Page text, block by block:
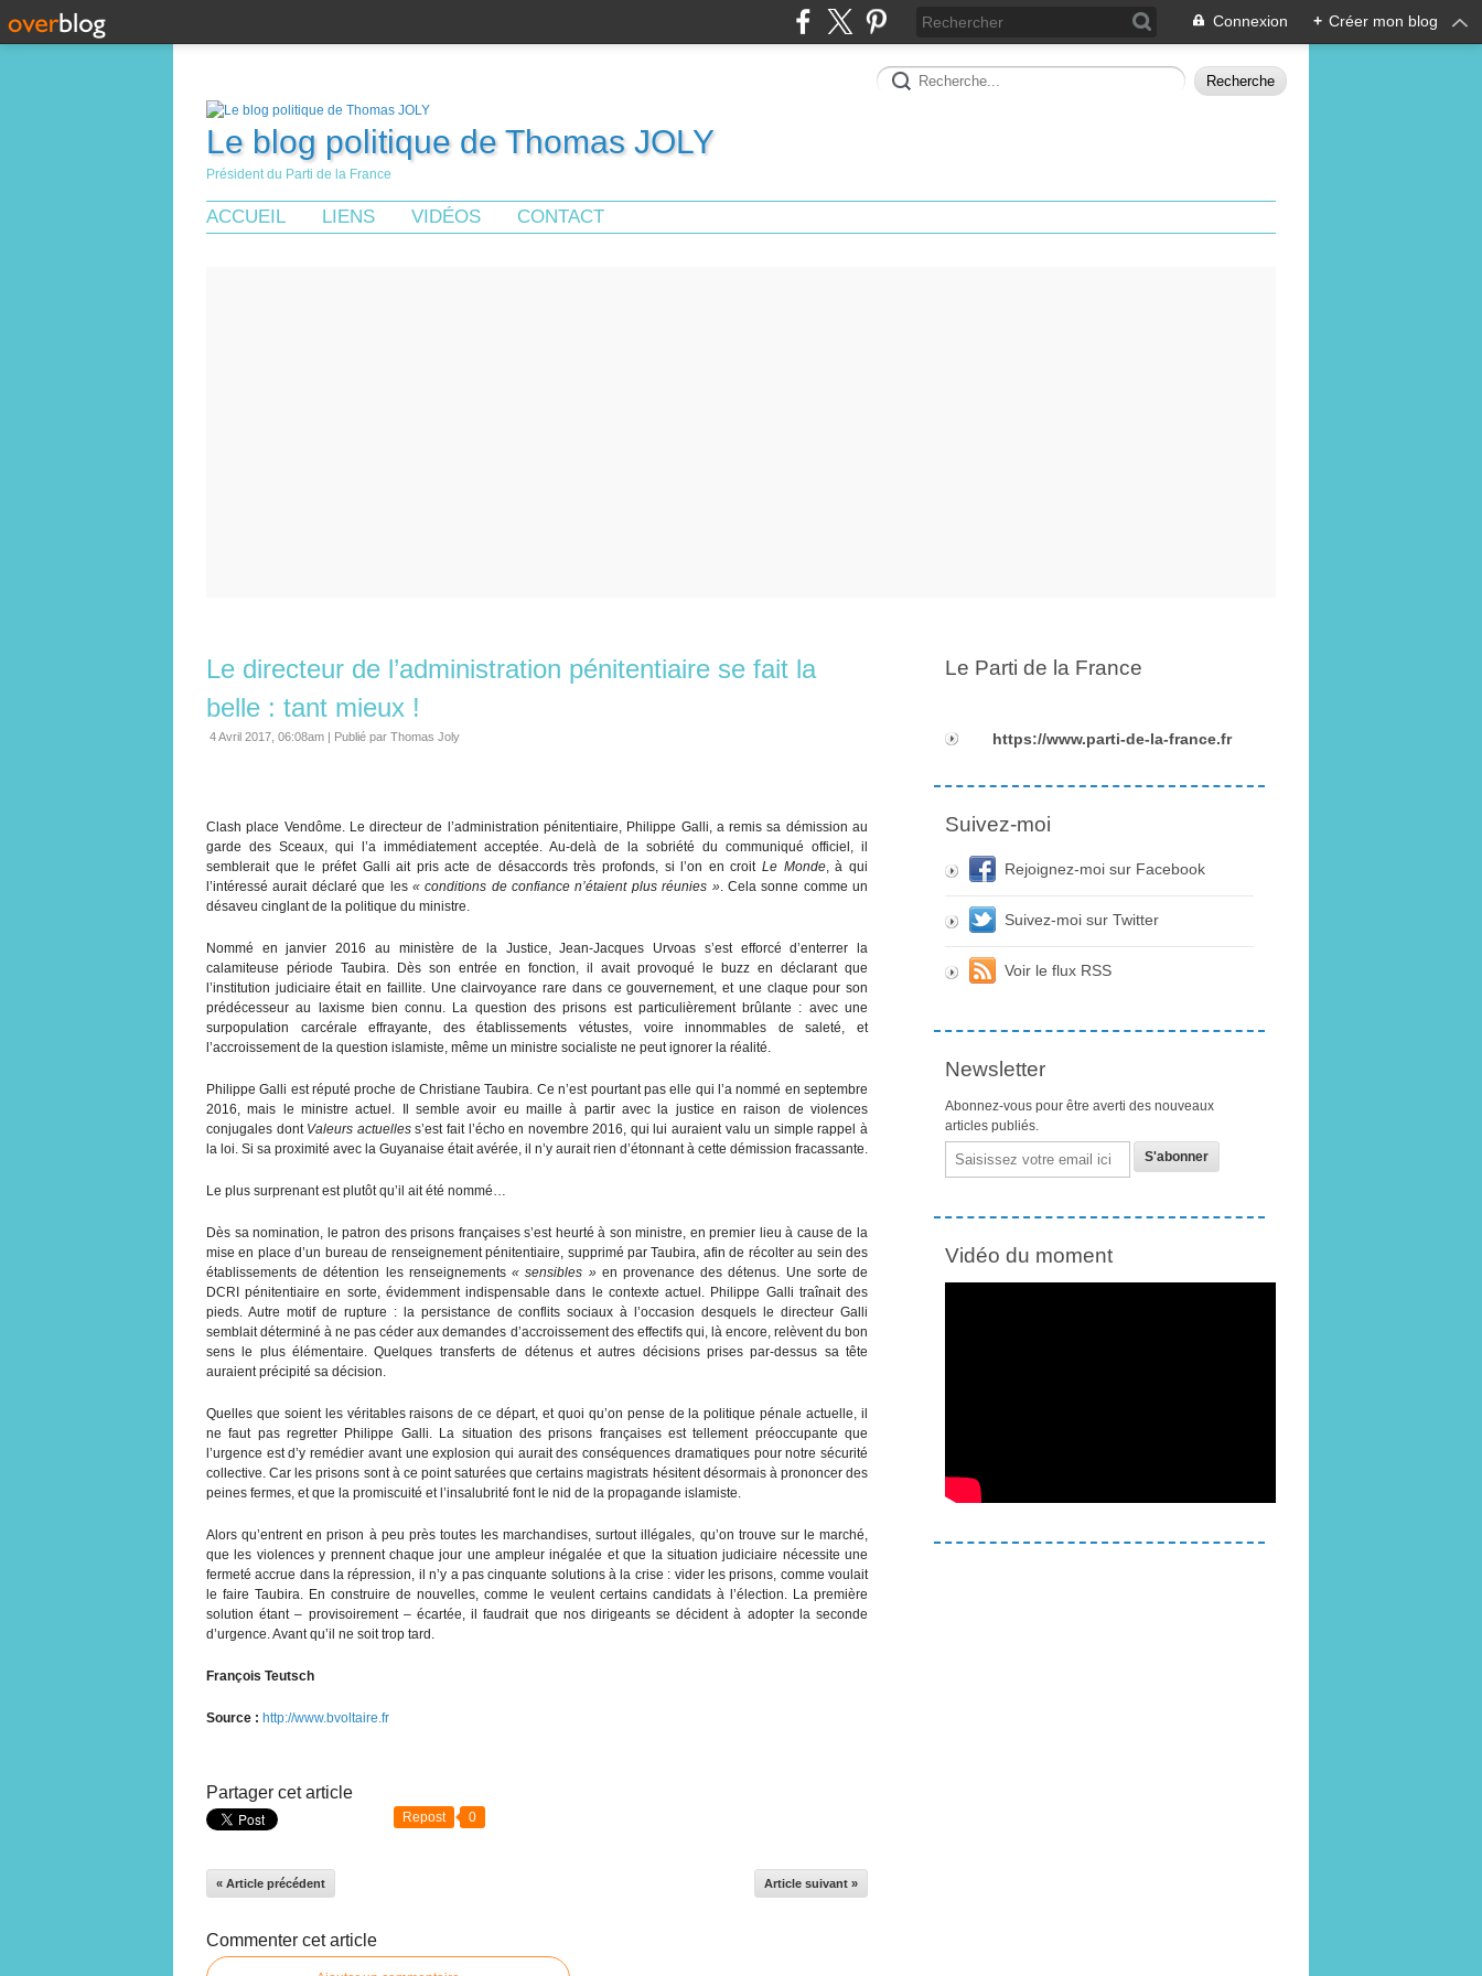
Connexion + Créer mon blog
Le blog politique de Thomas JOLY
Président du Parti de la France
ACCUEIL LIENS VIDÉOS CONTACT
Le directeur de l’administration pénitentiaire se fait la
belle : tant mieux !
4 Avril 2017, 06:08am | Publié par Thomas Joly
Clash place Vendôme. Le directeur de l’administration pénitentiaire, Philippe Galli, a remis sa démission au
garde des Sceaux, qui l’a immédiatement acceptée. Au-delà de la sobriété du communiqué officiel, il
semblerait que le préfet Galli ait pris acte de désaccords très profonds, si l’on en croitLe Monde, à qui
l’intéressé aurait déclaré que les « conditions de confiance n’étaient plus réunies ». Cela sonne comme un
désaveu cinglant de la politique du ministre.
Nommé en janvier 2016 au ministère de la Justice, Jean-Jacques Urvoas s’est efforcé d’enterrer la
calamiteuse période Taubira. Dès son entrée en fonction, il avait provoqué le buzz en déclarant que
l’institution judiciaire était en faillite. Une clairvoyance rare dans ce gouvernement, et une claque pour son
prédécesseur au laxisme bien connu. La question des prisons est particulièrement brûlante : avec une
surpopulation carcérale effrayante, des établissements vétustes, voire innommables de saleté, et
l’accroissement de la question islamiste, même un ministre socialiste ne peut ignorer la réalité.
Philippe Galli est réputé proche de Christiane Taubira. Ce n’est pourtant pas elle qui l’a nommé en septembre
2016, mais le ministre actuel. Il semble avoir eu maille à partir avec la justice en raison de violences
conjugales dont Valeurs actuelless’est fait l’écho en novembre 2016, qui lui auraient valu un simple rappel à
la loi. Si sa proximité avec la Guyanaise était avérée, il n’y aurait rien d’étonnant à cette démission fracassante.
Le plus surprenant est plutôt qu’il ait été nommé…
Dès sa nomination, le patron des prisons françaises s’est heurté à son ministre, en premier lieu à cause de la
mise en place d’un bureau de renseignement pénitentiaire, supprimé par Taubira, afin de récolter au sein des
établissements de détention les renseignements« sensibles »en provenance des détenus. Une sorte de
DCRI pénitentiaire en sorte, évidemment indispensable dans le contexte actuel. Philippe Galli traînait des
pieds. Autre motif de rupture : la persistance de conflits sociaux à l’occasion desquels le directeur Galli
semblait déterminé à ne pas céder aux demandes d’accroissement des effectifs qui, là encore, relèvent du bon
sens le plus élémentaire. Quelques transferts de détenus et autres décisions prises par-dessus sa tête
auraient précipité sa décision.
Quelles que soient les véritables raisons de ce départ, et quoi qu’on pense de la politique pénale actuelle, il
ne faut pas regretter Philippe Galli. La situation des prisons françaises est tellement préoccupante que
l’urgence est d’y remédier avant une explosion qui aurait des conséquences dramatiques pour notre sécurité
collective. Car les prisons sont à ce point saturées que certains magistrats hésitent désormais à prononcer des
peines fermes, et que la promiscuité et l’insalubrité font le nid de la propagande islamiste.
Alors qu’entrent en prison à peu près toutes les marchandises, surtout illégales, qu’on trouve sur le marché,
que les violences y prennent chaque jour une ampleur inégalée et que la situation judiciaire nécessite une
fermeté accrue dans la répression, il n’y a pas cinquante solutions à la crise : vider les prisons, comme voulait
le faire Taubira. En construire de nouvelles, comme le veulent certains candidats à l’élection. La première
solution étant – provisoirement – écartée, il faudrait que nos dirigeants se décident à adopter la seconde
d’urgence. Avant qu’il ne soit trop tard.
François Teutsch
Source : http://www.bvoltaire.fr
Partager cet article
Repost 0
« Article précédent Article suivant »
Commenter cet article
Le Parti de la France
https://www.parti-de-la-france.fr
Suivez-moi
Rejoignez-moi sur Facebook
Suivez-moi sur Twitter
Voir le flux RSS
Newsletter
Abonnez-vous pour être averti des nouveaux
articles publiés.
Email
Vidéo du moment